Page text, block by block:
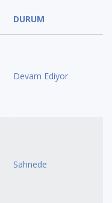
DURUM
Devam Ediyor
Sahnede